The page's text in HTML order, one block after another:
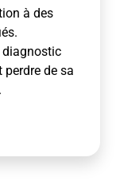
à des
diagnostic
perdre de sa